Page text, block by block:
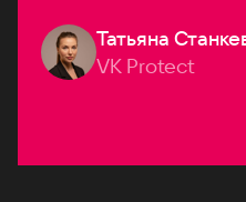
Татьяна
VK Protect